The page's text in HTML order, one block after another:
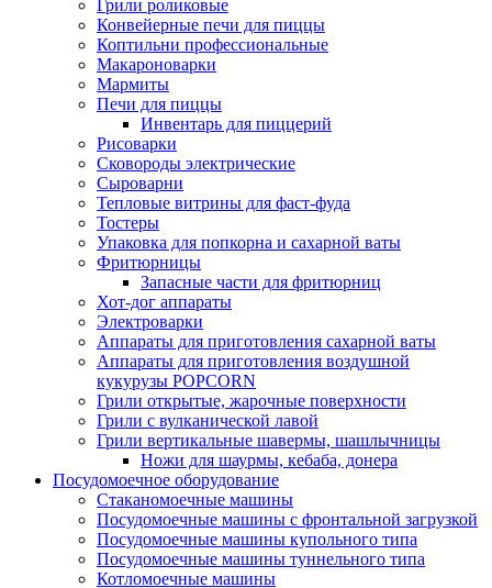
Грили роликовые
Конвейерные печи для пиццы
Коптильни профессиональные
Макароноварки
Мармиты
Печи для пиццы
Инвентарь для пиццерий
Рисоварки
Сковороды электрические
Сыроварни
Тепловые витрины для фаст-фуда
Тостеры
Упаковка для попкорна и сахарной ваты
Фритюрницы
Запасные части для фритюрниц
Хот-дог аппараты
Электроварки
Аппараты для приготовления сахарной ваты
Аппараты для приготовления воздушной
кукурузы POPCORN
Грили открытые, жарочные поверхности
Грили с вулканической лавой
Грили вертикальные шавермы, шашлычницы
Ножи для шаурмы, кебаба, донера
Посудомоечное оборудование
Стаканомоечные машины
Посудомоечные машины с фронтальной загрузкой
Посудомоечные машины купольного типа
Посудомоечные машины туннельного типа
Котломоечные машины